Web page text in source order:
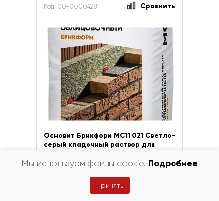
Код: 00-00004281 Сравнить
Основит Брикформ МС11 021 Светло-
серый кладочный раствор для
Мы используем файлы cookie. Подробнее
Принять